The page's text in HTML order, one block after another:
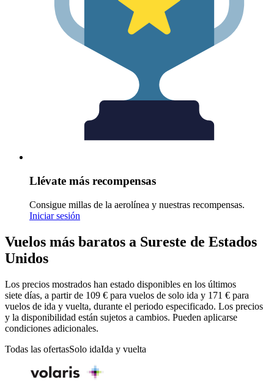
Llévate más recompensas
Consigue millas de la aerolínea y nuestras recompensas.
Iniciar sesión
Vuelos más baratos a Sureste de Estados
Unidos
Los precios mostrados han estado disponibles en los últimos
siete días, a partir de 109 € para vuelos de solo ida y 171 € para
vuelos de ida y vuelta, durante el periodo especificado. Los precios
y la disponibilidad están sujetos a cambios. Pueden aplicarse
condiciones adicionales.
Todas las ofertasSolo idaIda y vuelta